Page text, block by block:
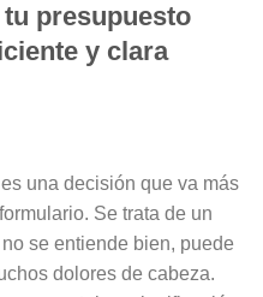
presupuesto
y clara
una decisión que va más
Se trata de un
se entiende bien, puede
dolores de cabeza.